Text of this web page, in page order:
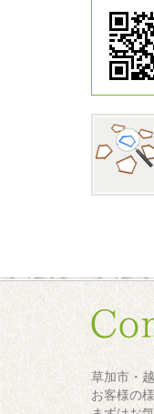
草加市・
お客様の